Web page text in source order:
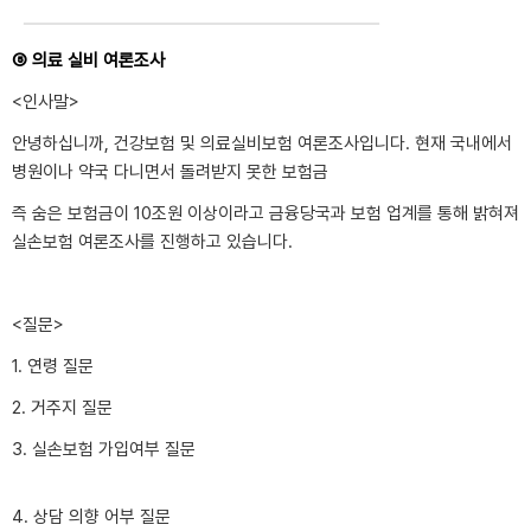
⑤ 의료 실비 여론조사
<인사말>
안녕하십니까, 건강보험 및 의료실비보험 여론조사입니다. 현재 국내에서
병원이나 약국 다니면서 돌려받지 못한 보험금
즉 숨은 보험금이 10조원 이상이라고 금융당국과 보험 업계를 통해 밝혀져
실손보험 여론조사를 진행하고 있습니다.
<질문>
1. 연령 질문
2. 거주지 질문
3. 실손보험 가입여부 질문
4. 상담 의향 어부 질문